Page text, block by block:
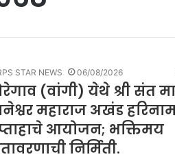
STAR NEWS 06/08/2026
(वांगी) येथे श्री संत
महाराज अखंड
आयोजन; भक्तिमय
निर्मिती.